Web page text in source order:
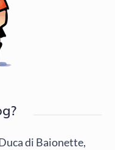
di Baionette,